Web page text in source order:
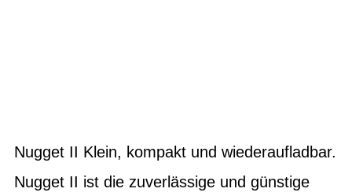
Nugget II Klein, kompakt und wiederaufladbar.
Nugget II ist die zuverlässige und günstige